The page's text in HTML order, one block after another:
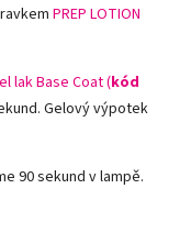
PREP LOTION
lak Base Coat (kód
Gelový výpotek
90 sekund v lampě.